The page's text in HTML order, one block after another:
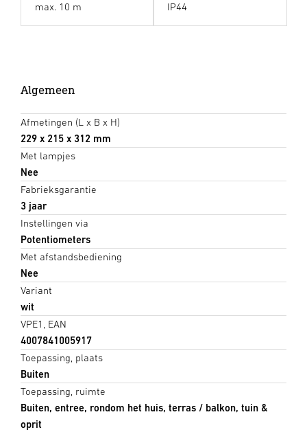
max. 10 m IP44
Algemeen
Afmetingen (L x B x H)
229 x 215 x 312 mm
Met lampjes
Nee
Fabrieksgarantie
3 jaar
Instellingen via
Potentiometers
Met afstandsbediening
Nee
Variant
wit
VPE1, EAN
4007841005917
Toepassing, plaats
Buiten
Toepassing, ruimte
Buiten, entree, rondom het huis, terras / balkon, tuin &
oprit